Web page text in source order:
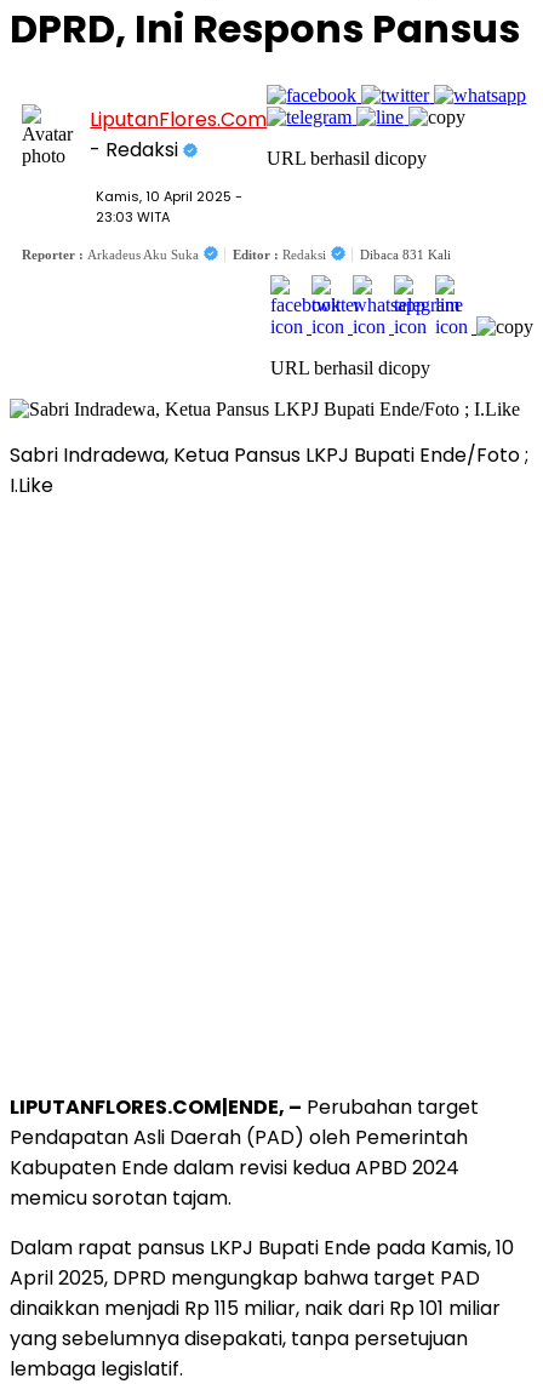
DPRD, Ini Respons Pansus
LiputanFlores.Com
- Redaksi
Kamis, 10 April 2025 -
23:03 WITA
URL berhasil dicopy
Reporter : Arkadeus Aku Suka Editor : Redaksi Dibaca 831 Kali
URL berhasil dicopy
Sabri Indradewa, Ketua Pansus LKPJ Bupati Ende/Foto ;
I.Like
LIPUTANFLORES.COM|ENDE, – Perubahan target
Pendapatan Asli Daerah (PAD) oleh Pemerintah
Kabupaten Ende dalam revisi kedua APBD 2024
memicu sorotan tajam.
Dalam rapat pansus LKPJ Bupati Ende pada Kamis, 10
April 2025, DPRD mengungkap bahwa target PAD
dinaikkan menjadi Rp 115 miliar, naik dari Rp 101 miliar
yang sebelumnya disepakati, tanpa persetujuan
lembaga legislatif.